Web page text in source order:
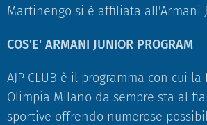
Martinengo si è affiliata all'Armani
COS'E' ARMANI JUNIOR PROGRAM
AJP CLUB è il programma con cui
Olimpia Milano da sempre sta al
sportive offrendo numerose